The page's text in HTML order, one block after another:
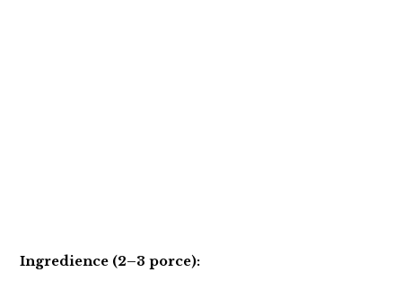
Ingredience (2–3 porce):